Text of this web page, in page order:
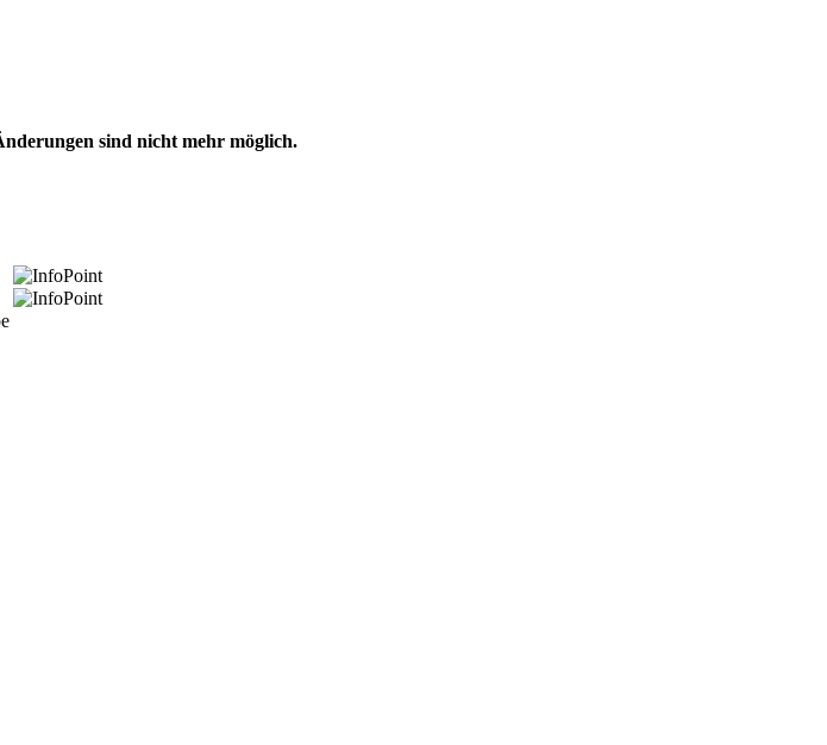
sind nicht mehr möglich.